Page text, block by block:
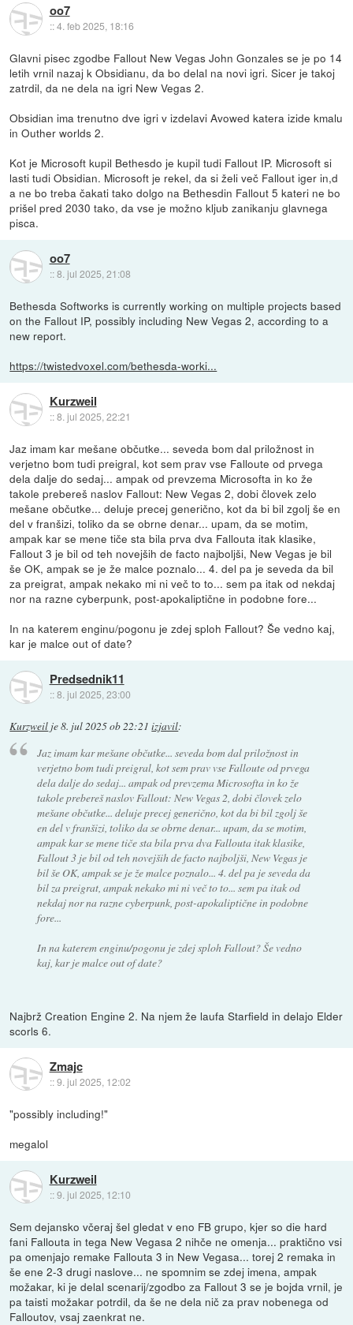
oo7
::4. feb 2025, 18:16
Glavni pisec zgodbe Fallout New Vegas John Gonzales se je po 14
letih vrnil nazaj k Obsidianu, da bo delal na novi igri. Sicer je takoj
zatrdil, da ne dela na igri New Vegas 2.
Obsidian ima trenutno dve igri v izdelavi Avowed katera izide kmalu
in Outher worlds 2.
Kot je Microsoft kupil Bethesdo je kupil tudi Fallout IP. Microsoft si
lasti tudi Obsidian. Microsoft je rekel, da si želi več Fallout iger in,d
a ne bo treba čakati tako dolgo na Bethesdin Fallout 5 kateri ne bo
prišel pred 2030 tako, da vse je možno kljub zanikanju glavnega
pisca.
oo7
::8. jul 2025, 21:08
Bethesda Softworks is currently working on multiple projects based
on the Fallout IP, possibly including New Vegas 2, according to a
new report.
https://twistedvoxel.com/bethesda-worki...
Kurzweil
::8. jul 2025, 22:21
Jaz imam kar mešane občutke... seveda bom dal priložnost in
verjetno bom tudi preigral, kot sem prav vse Falloute od prvega
dela dalje do sedaj... ampak od prevzema Microsofta in ko že
takole prebereš naslov Fallout: New Vegas 2, dobi človek zelo
mešane občutke... deluje precej generično, kot da bi bil zgolj še en
del v franšizi, toliko da se obrne denar... upam, da se motim,
ampak kar se mene tiče sta bila prva dva Fallouta itak klasike,
Fallout 3 je bil od teh novejših de facto najboljši, New Vegas je bil
še OK, ampak se je že malce poznalo... 4. del pa je seveda da bil
za preigrat, ampak nekako mi ni več to to... sem pa itak od nekdaj
nor na razne cyberpunk, post-apokaliptične in podobne fore...
In na katerem enginu/pogonu je zdej sploh Fallout? Še vedno kaj,
kar je malce out of date?
Predsednik11
::8. jul 2025, 23:00
Kurzweil je8. jul 2025 ob 22:21 izjavil:
Jaz imam kar mešane občutke... seveda bom dal priložnost in
verjetno bom tudi preigral, kot sem prav vse Falloute od prvega
dela dalje do sedaj... ampak od prevzema Microsofta in ko že
takole prebereš naslov Fallout: New Vegas 2, dobi človek zelo
mešane občutke... deluje precej generično, kot da bi bil zgolj še
en del v franšizi, toliko da se obrne denar... upam, da se motim,
ampak kar se mene tiče sta bila prva dva Fallouta itak klasike,
Fallout 3 je bil od teh novejših de facto najboljši, New Vegas je
bil še OK, ampak se je že malce poznalo... 4. del pa je seveda da
bil za preigrat, ampak nekako mi ni več to to... sem pa itak od
nekdaj nor na razne cyberpunk, post-apokaliptične in podobne
fore...
In na katerem enginu/pogonu je zdej sploh Fallout? Še vedno
kaj, kar je malce out of date?
Najbrž Creation Engine 2. Na njem že laufa Starfield in delajo Elder
scorls 6.
Zmajc
::9. jul 2025, 12:02
"possibly including!"
megalol
Kurzweil
::9. jul 2025, 12:10
Sem dejansko včeraj šel gledat v eno FB grupo, kjer so die hard
fani Fallouta in tega New Vegasa 2 nihče ne omenja... praktično vsi
pa omenjajo remake Fallouta 3 in New Vegasa... torej 2 remaka in
še ene 2-3 drugi naslove... ne spomnim se zdej imena, ampak
možakar, ki je delal scenarij/zgodbo za Fallout 3 se je bojda vrnil, je
pa taisti možakar potrdil, da še ne dela nič za prav nobenega od
Falloutov, vsaj zaenkrat ne.